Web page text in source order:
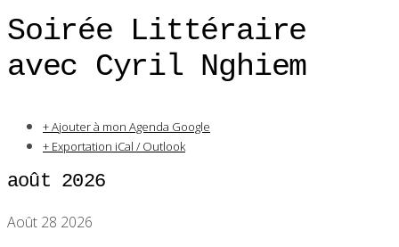
Soirée Littéraire
avec Cyril Nghiem
+ Ajouter à mon Agenda Google
+ Exportation iCal / Outlook
août 2026
Août 28 2026